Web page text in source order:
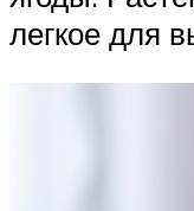
легкое для